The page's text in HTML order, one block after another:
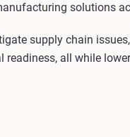
solutions
supply chain
all while